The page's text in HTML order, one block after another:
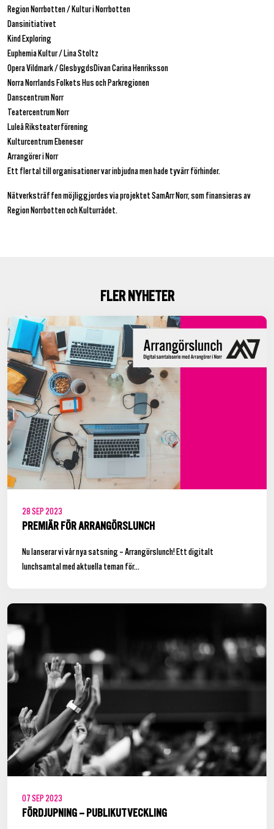
Region Norrbotten / Kultur i Norrbotten
Dansinitiativet
Kind Exploring
Euphemia Kultur / Lina Stoltz
Opera Vildmark / GlesbygdsDivan Carina Henriksson
Norra Norrlands Folkets Hus och Parkregionen
Danscentrum Norr
Teatercentrum Norr
Luleå Riksteaterförening
Kulturcentrum Ebeneser
Arrangörer i Norr
Ett flertal till organisationer var inbjudna men hade tyvärr förhinder.
Nätverksträffen möjliggjordes via projektet SamArr Norr, som finansieras av
Region Norrbotten och Kulturrådet.
FLER NYHETER
28SEP 2023
PREMIÄR FÖR ARRANGÖRSLUNCH
Nu lanserar vi vår nya satsning – Arrangörslunch! Ett digitalt
lunchsamtal med aktuella teman för...
07SEP 2023
FÖRDJUPNING – PUBLIKUTVECKLING